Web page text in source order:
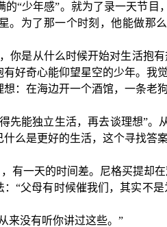
的“少年感”。就为了录一天节
。为了那一个时刻，他能做那
你是从什么时候开始对生活抱
好奇心能仰望星空的少年。我
：在海边开一个酒馆，一条
先能独立生活，再去谈理想”
么是更好的生活，这个寻找
，有一天的时间差。尼格买提却
：“父母有时候催我们，其实不
来没有听你讲过这些。”